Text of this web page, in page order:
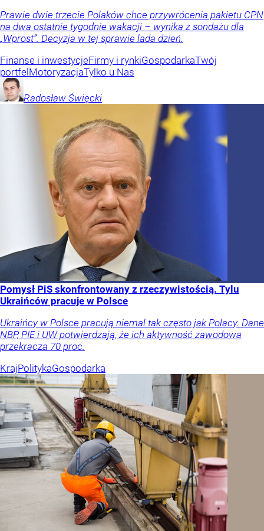
Prawie dwie trzecie Polaków chce przywrócenia pakietu CPN
na dwa ostatnie tygodnie wakacji – wynika z sondażu dla
„Wprost”. Decyzja w tej sprawie lada dzień.
Finanse i inwestycjeFirmy i rynkiGospodarkaTwój
portfel MotoryzacjaTylko u Nas
Radosław Święcki
Pomysł PiS skonfrontowany z rzeczywistością. Tylu
Ukraińców pracuje w Polsce
Ukraińcy w Polsce pracują niemal tak często jak Polacy. Dane
NBP, PIE i UW potwierdzają, że ich aktywność zawodowa
przekracza 70 proc.
KrajPolitykaGospodarka